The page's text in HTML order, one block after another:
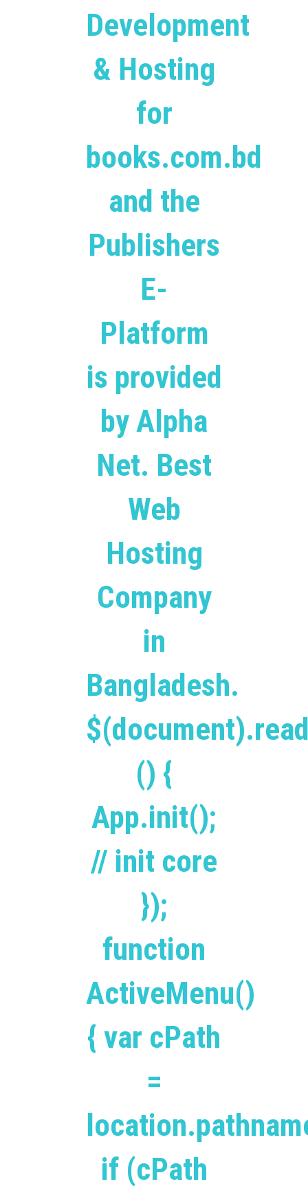
Development
& Hosting
for
books.com.bd
and the
Publishers
E-
Platform
is provided
by Alpha
Net. Best
Web
Hosting
Company
in
Bangladesh.
() {
App.init();
// init core
});
function
ActiveMenu()
{ var cPath
=
if (cPath